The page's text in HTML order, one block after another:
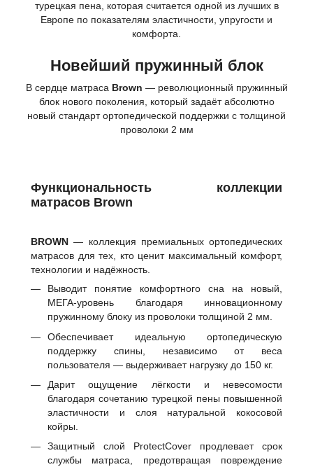
турецкая пена, которая считается одной из лучших в
Европе по показателям эластичности, упругости и
комфорта.
Новейший пружинный блок
В сердце матраса Brown — революционный пружинный
блок нового поколения, который задаёт абсолютно
новый стандарт ортопедической поддержки с толщиной
проволоки 2 мм
Функциональность коллекции
матрасов Brown
BROWN — коллекция премиальных ортопедических
матрасов для тех, кто ценит максимальный комфорт,
технологии и надёжность.
Выводит понятие комфортного сна на новый,
МЕГА-уровень благодаря инновационному
пружинному блоку из проволоки толщиной 2 мм.
Обеспечивает идеальную ортопедическую
поддержку спины, независимо от веса
пользователя — выдерживает нагрузку до 150 кг.
Дарит ощущение лёгкости и невесомости
благодаря сочетанию турецкой пены повышенной
эластичности и слоя натуральной кокосовой
койры.
Защитный слой ProtectCover продлевает срок
службы матраса, предотвращая повреждение